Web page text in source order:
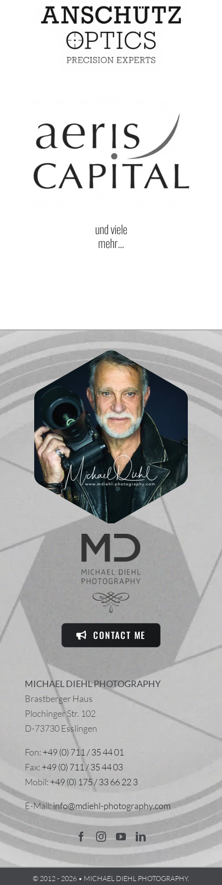
und viele
mehr…
CONTACT ME
MICHAEL DIEHL PHOTOGRAPHY
Brastberger Haus
Plochinger Str. 102
D-73730 Esslingen
Fon: +49 (0) 711 / 35 44 01
Fax: +49 (0) 711 / 35 44 03
Mobil: +49 (0) 175 / 33 66 22 3
E-Mail:info@mdiehl-photography.com
© 2012 - 2026 • MICHAEL DIEHL PHOTOGRAPHY.